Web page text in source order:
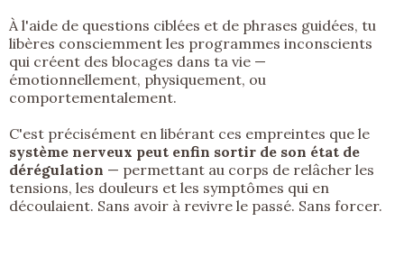
À l'aide de questions ciblées et de phrases guidées, tu
libères consciemment les programmes inconscients
qui créent des blocages dans ta vie —
émotionnellement, physiquement, ou
comportementalement.
C'est précisément en libérant ces empreintes que le
système nerveux peut enfin sortir de son état de
dérégulation — permettant au corps de relâcher les
tensions, les douleurs et les symptômes qui en
découlaient. Sans avoir à revivre le passé. Sans forcer.